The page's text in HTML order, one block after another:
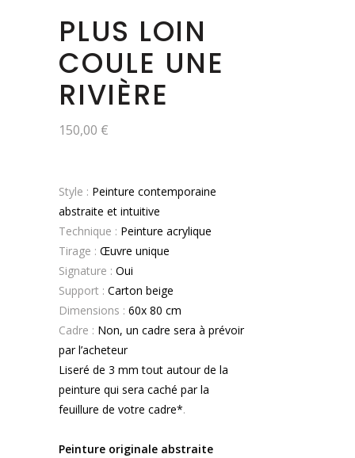
PLUS LOIN
COULE UNE
RIVIÈRE
150,00 €
Style : Peinture contemporaine
abstraite et intuitive
Technique : Peinture acrylique
Tirage : Œuvre unique
Signature : Oui
Support : Carton beige
Dimensions : 60x 80 cm
Cadre : Non, un cadre sera à prévoir
par l’acheteur
Liseré de 3 mm tout autour de la
peinture qui sera caché par la
feuillure de votre cadre*.
Peinture originale abstraite